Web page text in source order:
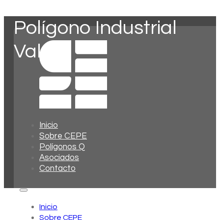
Inicio
Sobre CEPE
Polígonos Q
Asociados
Contacto
Inicio
Sobre CEPE
Polígono Industrial
Valdoli